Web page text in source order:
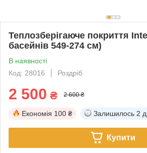
Теплозберігаюче покриття
басейнів 549-274 см)
В наявності
Код: 28016
Роздріб
2 500 ₴ 2 600 ₴
Економія 100 ₴ Залишилось 2
Купити